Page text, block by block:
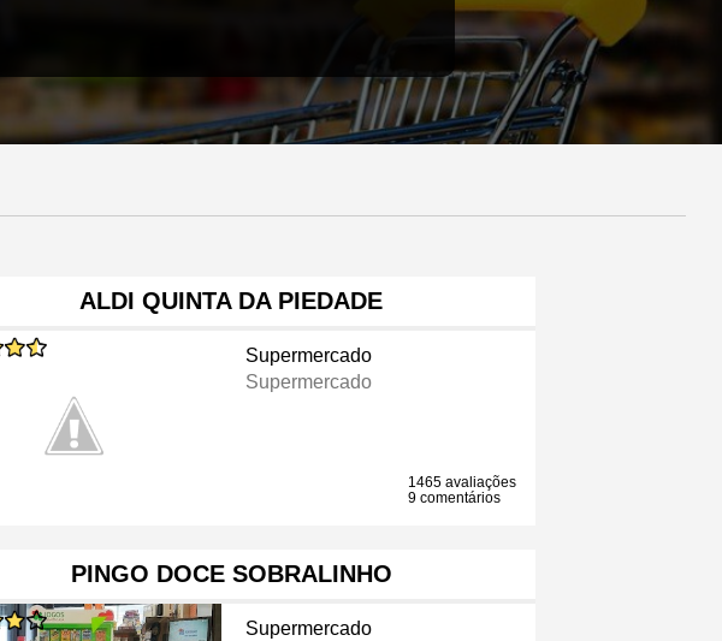
ALDI QUINTA DA PIEDADE
Supermercado
Supermercado
1465 avaliações
9 comentários
PINGO DOCE SOBRALINHO
Supermercado